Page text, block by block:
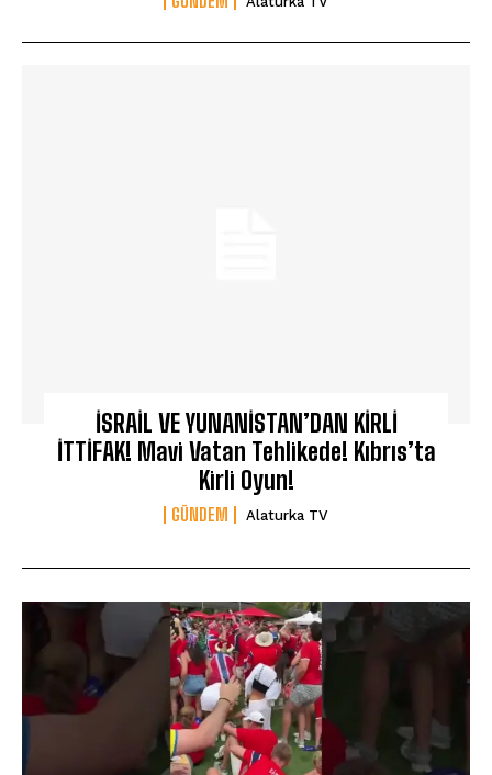
İSRAİL VE YUNANİSTAN’DAN KİRLİ
İTTİFAK! Mavi Vatan Tehlikede! Kıbrıs’ta
Kirli Oyun!
GÜNDEM Alaturka TV